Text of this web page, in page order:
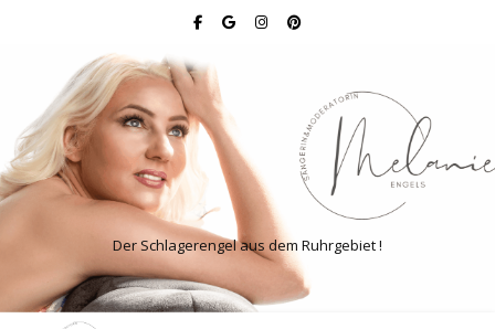
Der Schlagerengel aus dem Ruhrgebiet !